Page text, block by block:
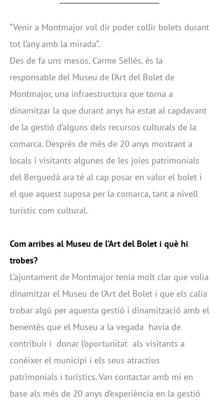
“Venir a Montmajor vol dir poder collir bolets durant
tot l’any amb la mirada”.
Des de fa uns mesos, Carme Sellés, és la
responsable del Museu de l’Art del Bolet de
Montmajor, una infraestructura que torna a
dinamitzar la que durant anys ha estat al capdavant
de la gestió d’alguns dels recursos culturals de la
comarca. Després de més de 20 anys mostrant a
locals i visitants algunes de les joies patrimonials
del Berguedà ara té al cap posar en valor el bolet i
el que aquest suposa per la comarca, tant a nivell
turístic com cultural.
Com arribes al Museu de l’Art del Bolet i què hi
trobes?
L’ajuntament de Montmajor tenia molt clar que volia
dinamitzar el Museu de l’Art del Bolet i que els calia
trobar algú per aquesta gestió i dinamització amb el
benentès que el Museu a la vegada havia de
contribuir i donar l’oportunitat als visitants a
conèixer el municipi i els seus atractius
patrimonials i turístics. Van contactar amb mi en
base als més de 20 anys d’experiència en la gestió